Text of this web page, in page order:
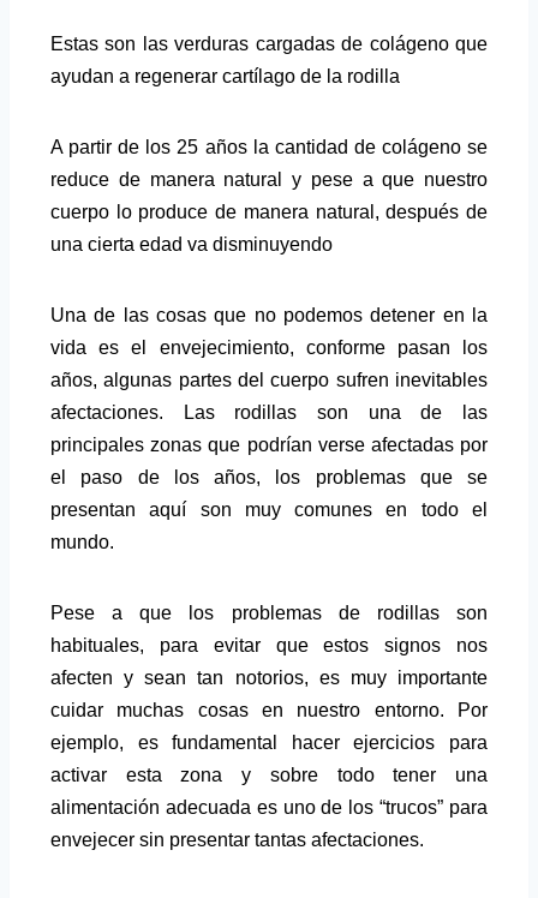
Estas son las verduras cargadas de colágeno que
ayudan a regenerar cartílago de la rodilla
A partir de los 25 años la cantidad de colágeno se
reduce de manera natural y pese a que nuestro
cuerpo lo produce de manera natural, después de
una cierta edad va disminuyendo
Una de las cosas que no podemos detener en la
vida es el envejecimiento, conforme pasan los
años, algunas partes del cuerpo sufren inevitables
afectaciones. Las rodillas son una de las
principales zonas que podrían verse afectadas por
el paso de los años, los problemas que se
presentan aquí son muy comunes en todo el
mundo.
Pese a que los problemas de rodillas son
habituales, para evitar que estos signos nos
afecten y sean tan notorios, es muy importante
cuidar muchas cosas en nuestro entorno. Por
ejemplo, es fundamental hacer ejercicios para
activar esta zona y sobre todo tener una
alimentación adecuada es uno de los “trucos” para
envejecer sin presentar tantas afectaciones.